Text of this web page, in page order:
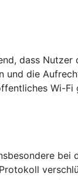
dass Nutzer
und die
Wi-Fi